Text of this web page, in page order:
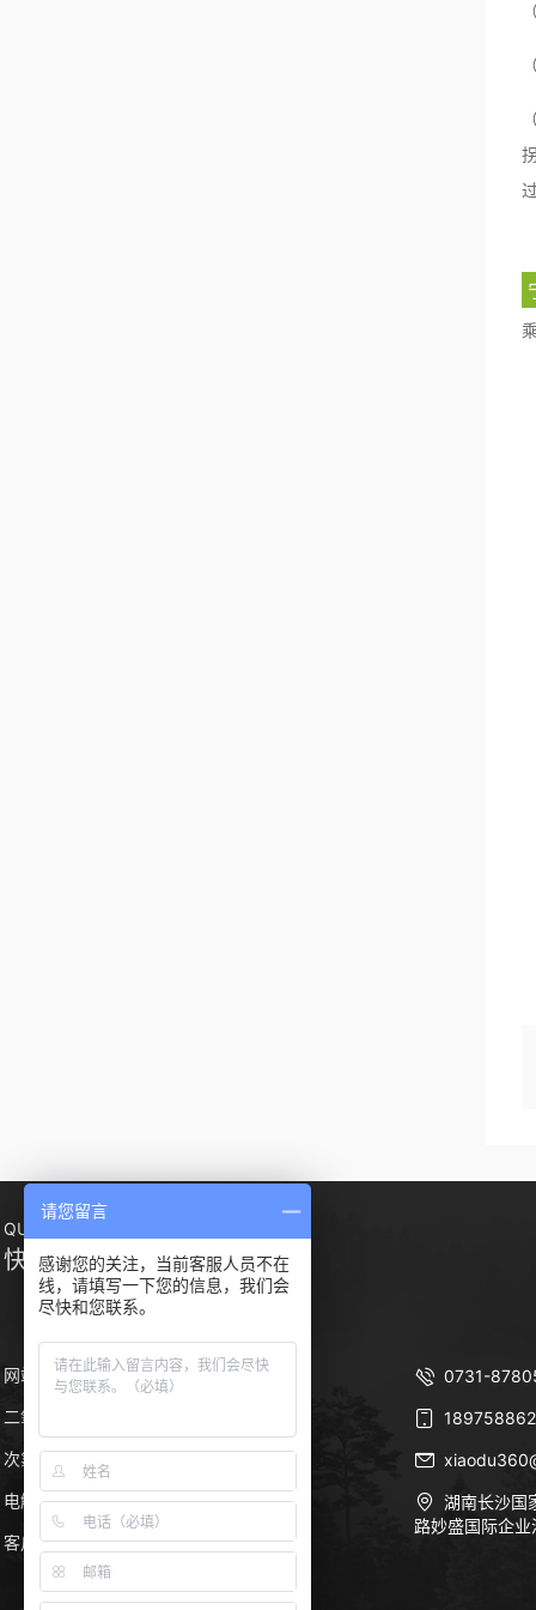
QUICK NAVIGATION
快捷导航
网站首页
二氧化氯发生器
次氯酸钠发生器 联系我们
电解二氧化氯发生器
客户案例
0731-
湖南长沙国
路妙盛国际企
请您留言
感谢您的关注，当前客服人员不在
线，请填写一下您的信息，我们会
尽快和您联系。